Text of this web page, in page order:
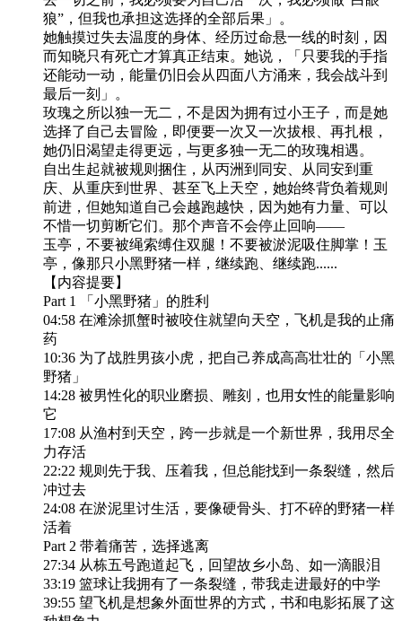
狼”，但我也承担这选择的全部后果」。
她触摸过失去温度的身体、经历过命悬一线的时刻，因
而知晓只有死亡才算真正结束。她说，「只要我的手指
还能动一动，能量仍旧会从四面八方涌来，我会战斗到
最后一刻」。
玫瑰之所以独一无二，不是因为拥有过小王子，而是她
选择了自己去冒险，即便要一次又一次拔根、再扎根，
她仍旧渴望走得更远，与更多独一无二的玫瑰相遇。
自出生起就被规则捆住，从丙洲到同安、从同安到重
庆、从重庆到世界、甚至飞上天空，她始终背负着规则
前进，但她知道自己会越跑越快，因为她有力量、可以
不惜一切剪断它们。那个声音不会停止回响——
玉亭，不要被绳索缚住双腿！不要被淤泥吸住脚掌！玉
亭，像那只小黑野猪一样，继续跑、继续跑......
【内容提要】
Part 1 「小黑野猪」的胜利
04:58 在滩涂抓蟹时被咬住就望向天空，飞机是我的止痛
药
10:36 为了战胜男孩小虎，把自己养成高高壮壮的「小黑
野猪」
14:28 被男性化的职业磨损、雕刻，也用女性的能量影响
它
17:08 从渔村到天空，跨一步就是一个新世界，我用尽全
力存活
22:22 规则先于我、压着我，但总能找到一条裂缝，然后
冲过去
24:08 在淤泥里讨生活，要像硬骨头、打不碎的野猪一样
活着
Part 2 带着痛苦，选择逃离
27:34 从栋五号跑道起飞，回望故乡小岛、如一滴眼泪
33:19 篮球让我拥有了一条裂缝，带我走进最好的中学
39:55 望飞机是想象外面世界的方式，书和电影拓展了这